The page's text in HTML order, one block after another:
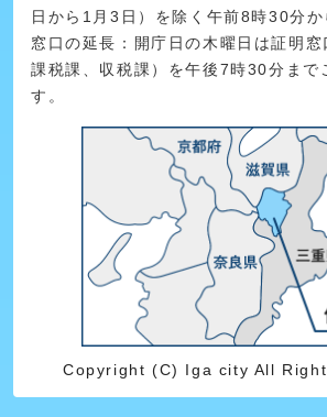
日から1月3日）を除く午前8時30分
窓口の延長：開庁日の木曜日は証明窓
課税課、収税課）を午後7時30分まで
す。
Copyright (C) Iga city All